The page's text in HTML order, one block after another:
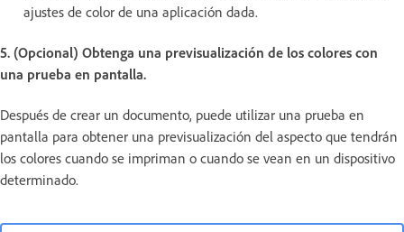
ajustes de color de una aplicación dada.
5. (Opcional) Obtenga una previsualización de los colores con
una prueba en pantalla.
Después de crear un documento, puede utilizar una prueba en
pantalla para obtener una previsualización del aspecto que tendrán
los colores cuando se impriman o cuando se vean en un dispositivo
determinado.